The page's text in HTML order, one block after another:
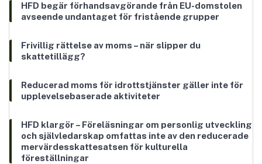
HFD begär förhandsavgörande från EU-domstolen
avseende undantaget för fristående grupper
Frivillig rättelse av moms – när slipper du
skattetillägg?
Reducerad moms för idrottstjänster gäller inte för
upplevelsebaserade aktiviteter
HFD klargör – Föreläsningar om personlig utveckling
och självledarskap omfattas inte av den reducerade
mervärdesskattesatsen för kulturella
föreställningar